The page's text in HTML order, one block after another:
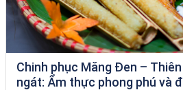
Chinh phục Măng Đen –
ngát: Ẩm thực phong phú và